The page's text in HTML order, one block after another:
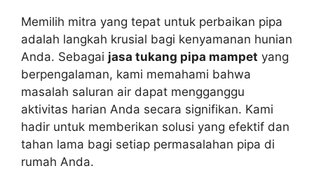
Memilih mitra yang tepat untuk perbaikan pipa
adalah langkah krusial bagi kenyamanan hunian
Anda. Sebagai jasa tukang pipa mampet yang
berpengalaman, kami memahami bahwa
masalah saluran air dapat mengganggu
aktivitas harian Anda secara signifikan. Kami
hadir untuk memberikan solusi yang efektif dan
tahan lama bagi setiap permasalahan pipa di
rumah Anda.